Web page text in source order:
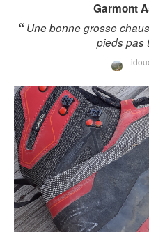
Garmont
Une bonne grosse
pieds pas